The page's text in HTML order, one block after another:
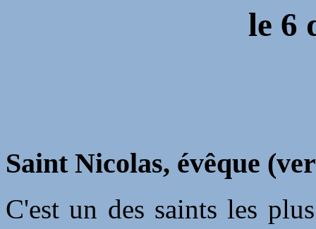
le 6
Saint Nicolas, évêque
C'est un des saints les